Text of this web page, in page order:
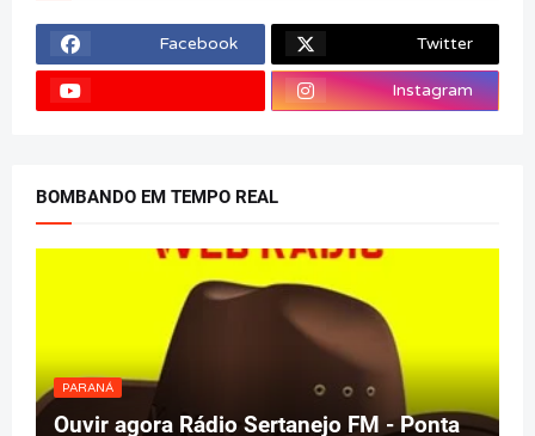
Facebook Twitter
Instagram
BOMBANDO EM TEMPO REAL
PARANÁ
Ouvir agora Rádio Sertanejo FM - Ponta